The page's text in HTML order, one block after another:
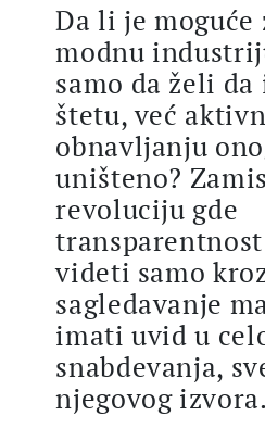
Da li je
modnu
samo da želi da
štetu, već
obnavljanju
uništeno?
revoluciju gde
videti samo
sagledavanje
imati uvid u
snabdevanja,
njegovog izvora.